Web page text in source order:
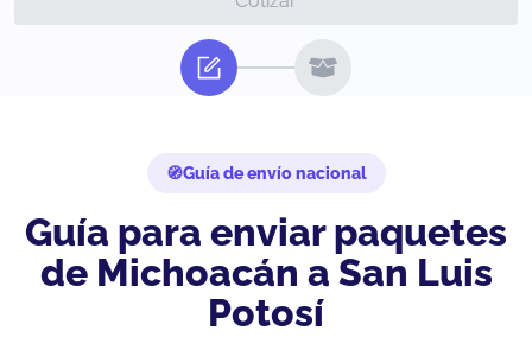
Guía de envío nacional
Guía para enviar paquetes
de Michoacán a San Luis
Potosí